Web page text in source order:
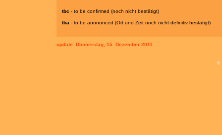
tbc - to be confirmed (noch nicht bestätigt)
tba - to be announced (Ort und Zeit noch nicht definitiv bestätigt)
update: Donnerstag, 15. Dezember 2011
©